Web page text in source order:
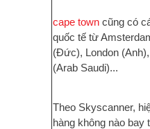
cape town cũng có
quốc tế từ
(Đức), London
(Arab Saudi)...
Theo Skyscanner,
hàng không nào bay